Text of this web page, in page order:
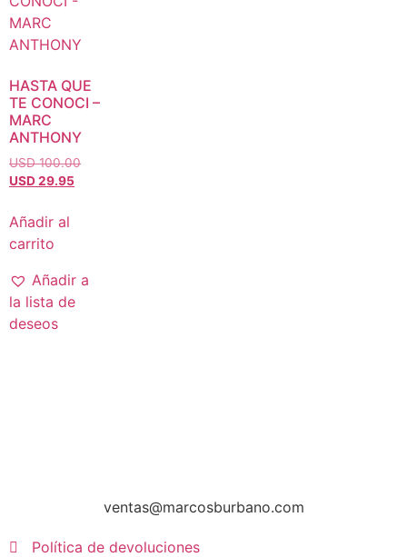
HASTA QUE
TE CONOCI –
MARC
ANTHONY
USD 100.00
USD 29.95
Añadir al
carrito
Añadir a
la lista de
deseos
ventas@marcosburbano.com
Política de devoluciones